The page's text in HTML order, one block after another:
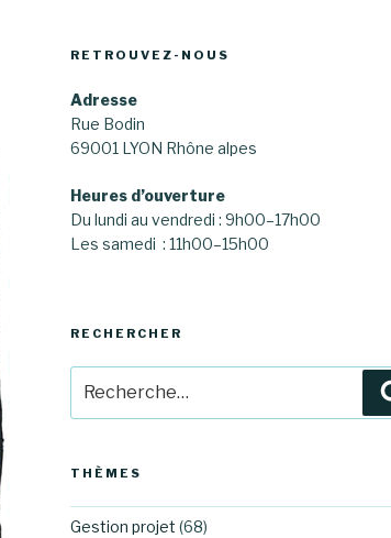
RETROUVEZ-NOUS
Adresse
Rue Bodin
69001 LYON Rhône alpes
Heures d’ouverture
Du lundi au vendredi : 9h00–17h00
Les samedi : 11h00–15h00
RECHERCHER
pour
THÈMES
Gestion projet (68)